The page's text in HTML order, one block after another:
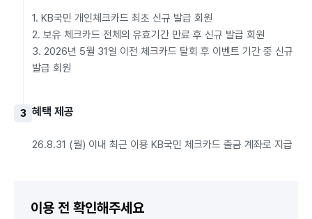
1. KB국민 개인체크카드 최초 신규 발급 회원
2. 보유 체크카드 전체의 유효기간 만료 후 신규 발급 회원
3. 2026년 5월 31일 이전 체크카드 탈회 후 이벤트 기간 중 신규
3 혜택 제공
26.8.31 (월) 이내 최근 이용 KB국민 체크카드 출금 계좌로 지급
이용 전 확인해주세요